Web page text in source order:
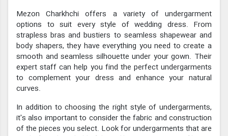
Mezon Charkhchi offers a variety of undergarment
options to suit every style of wedding dress. From
strapless bras and bustiers to seamless shapewear and
body shapers, they have everything you need to create a
smooth and seamless silhouette under your gown. Their
expert staff can help you find the perfect undergarments
to complement your dress and enhance your natural
curves.
In addition to choosing the right style of undergarments,
it's also important to consider the fabric and construction
of the pieces you select. Look for undergarments that are